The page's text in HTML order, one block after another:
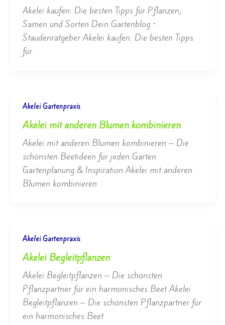
Akelei kaufen: Die besten Tipps für Pflanzen,
Samen und Sorten Dein Gartenblog •
Staudenratgeber Akelei kaufen: Die besten Tipps
für
Akelei Gartenpraxis
Akelei mit anderen Blumen kombinieren
Akelei mit anderen Blumen kombinieren – Die
schönsten Beetideen für jeden Garten
Gartenplanung & Inspiration Akelei mit anderen
Blumen kombinieren
Akelei Gartenpraxis
Akelei Begleitpflanzen
Akelei Begleitpflanzen – Die schönsten
Pflanzpartner für ein harmonisches Beet Akelei
Begleitpflanzen – Die schönsten Pflanzpartner für
ein harmonisches Beet